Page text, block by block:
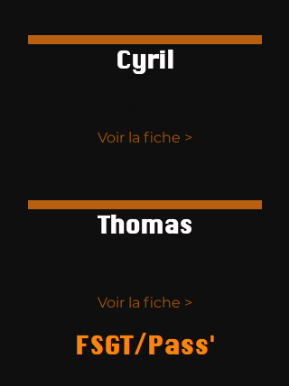
Cyril
Voir la fiche >
Thomas
Voir la fiche >
FSGT/Pass'